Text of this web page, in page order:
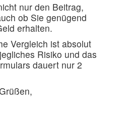
nur den Beitrag,
ob Sie genügend
erhalten.
Vergleich ist absolut
Risiko und das
dauert nur 2